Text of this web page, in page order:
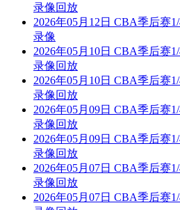
录像回放
2026年05月12日 CBA季后赛
录像
2026年05月10日 CBA季后赛
录像回放
2026年05月10日 CBA季后赛
录像回放
2026年05月09日 CBA季后赛
录像回放
2026年05月09日 CBA季后赛
录像回放
2026年05月07日 CBA季后赛
录像回放
2026年05月07日 CBA季后赛